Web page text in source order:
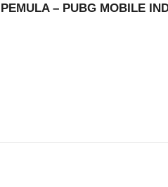
– PUBG MOBILE